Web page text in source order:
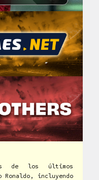
de los últimos
incluyendo